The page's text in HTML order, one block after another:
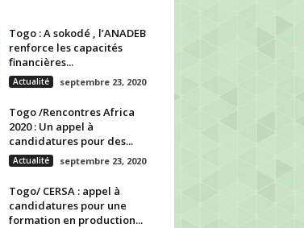
Togo : A sokodé , l’ANADEB
renforce les capacités
financières...
Actualité septembre 23, 2020
Togo /Rencontres Africa
2020 : Un appel à
candidatures pour des...
Actualité septembre 23, 2020
Togo/ CERSA : appel à
candidatures pour une
formation en production...